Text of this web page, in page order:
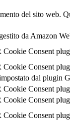
del sito
da Amazon
Cookie Consent
Cookie Consent
dal plugin
Cookie Consent
Cookie Consent
Cookie Consent